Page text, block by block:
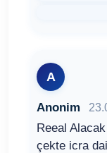
A
Anonim
Reeal
çekte icra